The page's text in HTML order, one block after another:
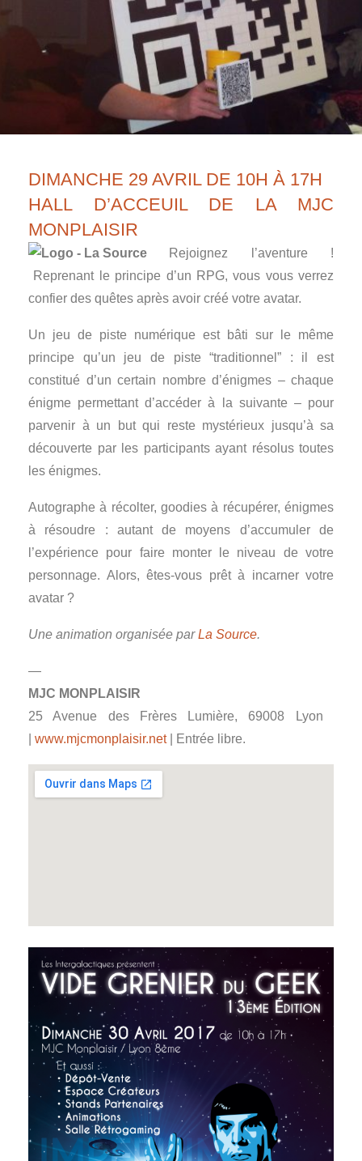
DIMANCHE 29 AVRIL DE 10H À 17H
HALL D’ACCEUIL DE LA MJC
MONPLAISIR
Rejoignez l’aventure !
Reprenant le principe d’un RPG, vous vous verrez
confier des quêtes après avoir créé votre avatar.
Un jeu de piste numérique est bâti sur le même
principe qu’un jeu de piste “traditionnel” : il est
constitué d’un certain nombre d’énigmes – chaque
énigme permettant d’accéder à la suivante – pour
parvenir à un but qui reste mystérieux jusqu’à sa
découverte par les participants ayant résolus toutes
les énigmes.
Autographe à récolter, goodies à récupérer, énigmes
à résoudre : autant de moyens d’accumuler de
l’expérience pour faire monter le niveau de votre
personnage. Alors, êtes-vous prêt à incarner votre
avatar ?
Une animation organisée parLa Source.
—
MJC MONPLAISIR
25 Avenue des Frères Lumière, 69008 Lyon ‎
www.mjcmonplaisir.net| Entrée libre.